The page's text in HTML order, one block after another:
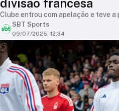
divisão francesa
Clube entrou com apelação e teve a
SBT Sports
09/07/2025, 12:34